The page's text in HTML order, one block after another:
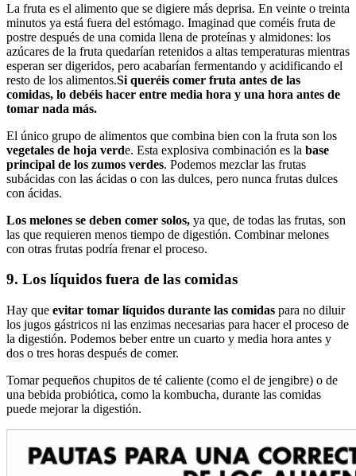
La fruta es el alimento que se digiere más deprisa. En veinte o treinta
minutos ya está fuera del estómago. Imaginad que coméis fruta de
postre después de una comida llena de proteínas y almidones: los
azúcares de la fruta quedarían retenidos a altas temperaturas mientras
esperan ser digeridos, pero acabarían fermentando y acidificando el
resto de los alimentos.Si queréis comer fruta antes de las
comidas, lo debéis hacer entre media hora y una hora antes de
tomar nada más.
El único grupo de alimentos que combina bien con la fruta son los
vegetales de hoja verde. Esta explosiva combinación es la base
principal de los zumos verdes. Podemos mezclar las frutas
subácidas con las ácidas o con las dulces, pero nunca frutas dulces
con ácidas.
Los melones se deben comer solos, ya que, de todas las frutas, son
las que requieren menos tiempo de digestión. Combinar melones
con otras frutas podría frenar el proceso.
9. Los líquidos fuera de las comidas
Hay que evitar tomar líquidos durante las comidas para no diluir
los jugos gástricos ni las enzimas necesarias para hacer el proceso de
la digestión. Podemos beber entre un cuarto y media hora antes y
dos o tres horas después de comer.
Tomar pequeños chupitos de té caliente (como el de jengibre) o de
una bebida probiótica, como la kombucha, durante las comidas
puede mejorar la digestión.